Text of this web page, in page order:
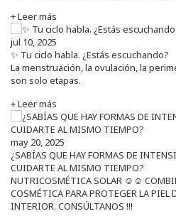
+ Leer más
jul 10, 2025
✨ Tu ciclo habla. ¿Estás escuchando?
La menstruación, la ovulación, la
son solo etapas.
+ Leer más
may 20, 2025
¿SABÍAS QUE HAY FORMAS DE
CUIDARTE AL MISMO TIEMPO?
NUTRICOSMÉTICA SOLAR ☺️☺️
COSMÉTICA PARA PROTEGER LA PIEL
INTERIOR. CONSÚLTANOS !!!